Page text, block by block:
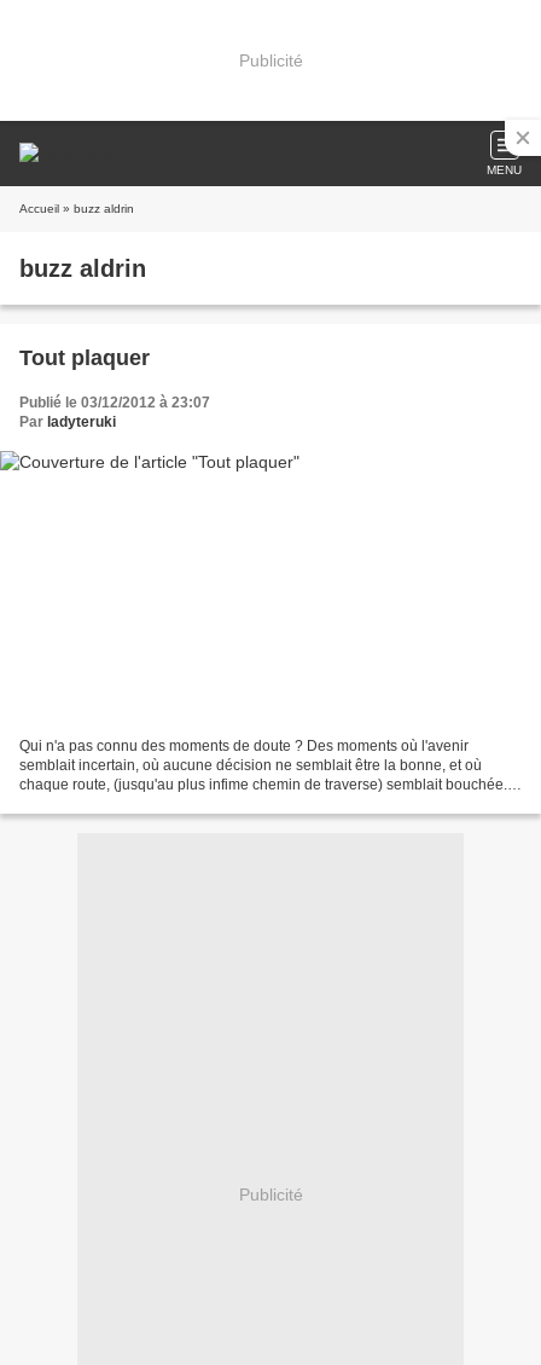
Publicité
MENU
Accueil » buzz aldrin
buzz aldrin
Tout plaquer
Publié le 03/12/2012 à 23:07
Par ladyteruki
Qui n'a pas connu des moments de doute ? Des moments où l'avenir
semblait incertain, où aucune décision ne semblait être la bonne, et où
chaque route, (jusqu'au plus infime chemin de traverse) semblait bouchée. Il
Publicité